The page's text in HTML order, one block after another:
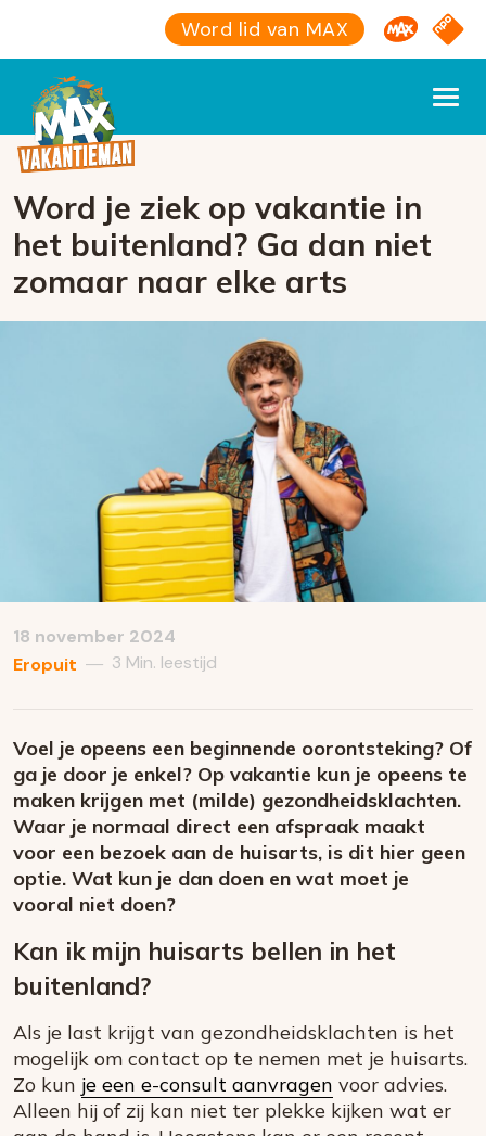
Word lid van MAX Omroep
NPO
Word je ziek op vakantie in
het buitenland? Ga dan niet
zomaar naar elke arts
18 november 2024
Eropuit — 3 Min. leestijd
Voel je opeens een beginnende oorontsteking? Of
ga je door je enkel? Op vakantie kun je opeens te
maken krijgen met (milde) gezondheidsklachten.
Waar je normaal direct een afspraak maakt
voor een bezoek aan de huisarts, is dit hier geen
optie. Wat kun je dan doen en wat moet je
vooral niet doen?
Kan ik mijn huisarts bellen in het
buitenland?
Als je last krijgt van gezondheidsklachten is het
mogelijk om contact op te nemen met je huisarts.
Zo kun je een e-consult aanvragen voor advies.
Alleen hij of zij kan niet ter plekke kijken wat er